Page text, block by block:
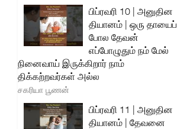
பிப்ரவரி 10 | அனுதின
தியானம் | ஒரு தாயைப்
போல தேவன்
எப்போழுதும் நம் மேல்
நினைவாய் இருக்கிறார் நாம்
திக்கற்றவர்கள் அல்ல
சகரியா பூணன்
பிப்ரவரி 11 | அனுதின
தியானம் | தேவனை